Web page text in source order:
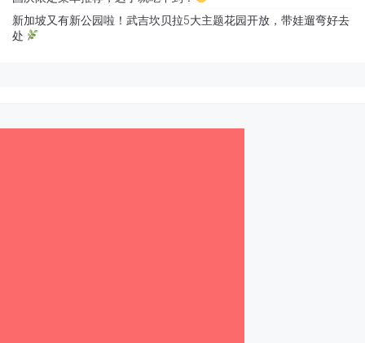
新加坡又有新公园啦！武吉坎贝拉5大主题花园开放，带娃遛弯好去
处